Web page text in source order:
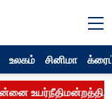
உலகம் சினிமா